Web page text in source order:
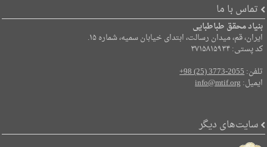
تماس با ما
بنیاد محقق طباطبایی
ایران، قم، میدان رسالت، ابتدای خیابان سمیه، شماره ۱۵.
کد پستی: ۳۷۱۵۸۱۵۹۳۴
تلفن:+98 (25) 3773-2055
ایمیل:info@mtif.org
سایت‌های دیگر